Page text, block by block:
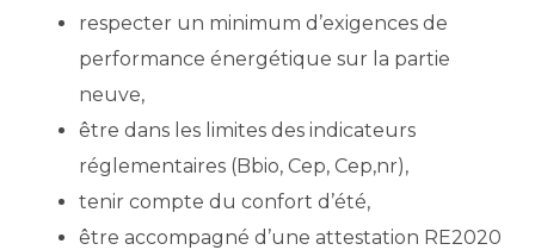
respecter un minimum d’exigences de
performance énergétique sur la partie
neuve,
être dans les limites des indicateurs
réglementaires (Bbio, Cep, Cep,nr),
tenir compte du confort d’été,
être accompagné d’une attestation RE2020